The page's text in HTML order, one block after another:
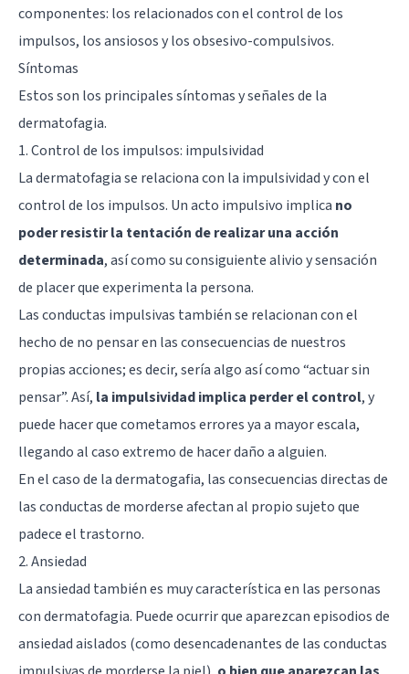
componentes: los relacionados con el control de los
impulsos, los ansiosos y los obsesivo-compulsivos.
Síntomas
Estos son los principales síntomas y señales de la
dermatofagia.
1. Control de los impulsos: impulsividad
La dermatofagia se relaciona con la impulsividad y con el
control de los impulsos. Un acto impulsivo implica no
poder resistir la tentación de realizar una acción
determinada, así como su consiguiente alivio y sensación
de placer que experimenta la persona.
Las conductas impulsivas también se relacionan con el
hecho de no pensar en las consecuencias de nuestros
propias acciones; es decir, sería algo así como “actuar sin
pensar”. Así, la impulsividad implica perder el control, y
puede hacer que cometamos errores ya a mayor escala,
llegando al caso extremo de hacer daño a alguien.
En el caso de la dermatogafia, las consecuencias directas de
las conductas de morderse afectan al propio sujeto que
padece el trastorno.
2. Ansiedad
La ansiedad también es muy característica en las personas
con dermatofagia. Puede ocurrir que aparezcan episodios de
ansiedad aislados (como desencadenantes de las conductas